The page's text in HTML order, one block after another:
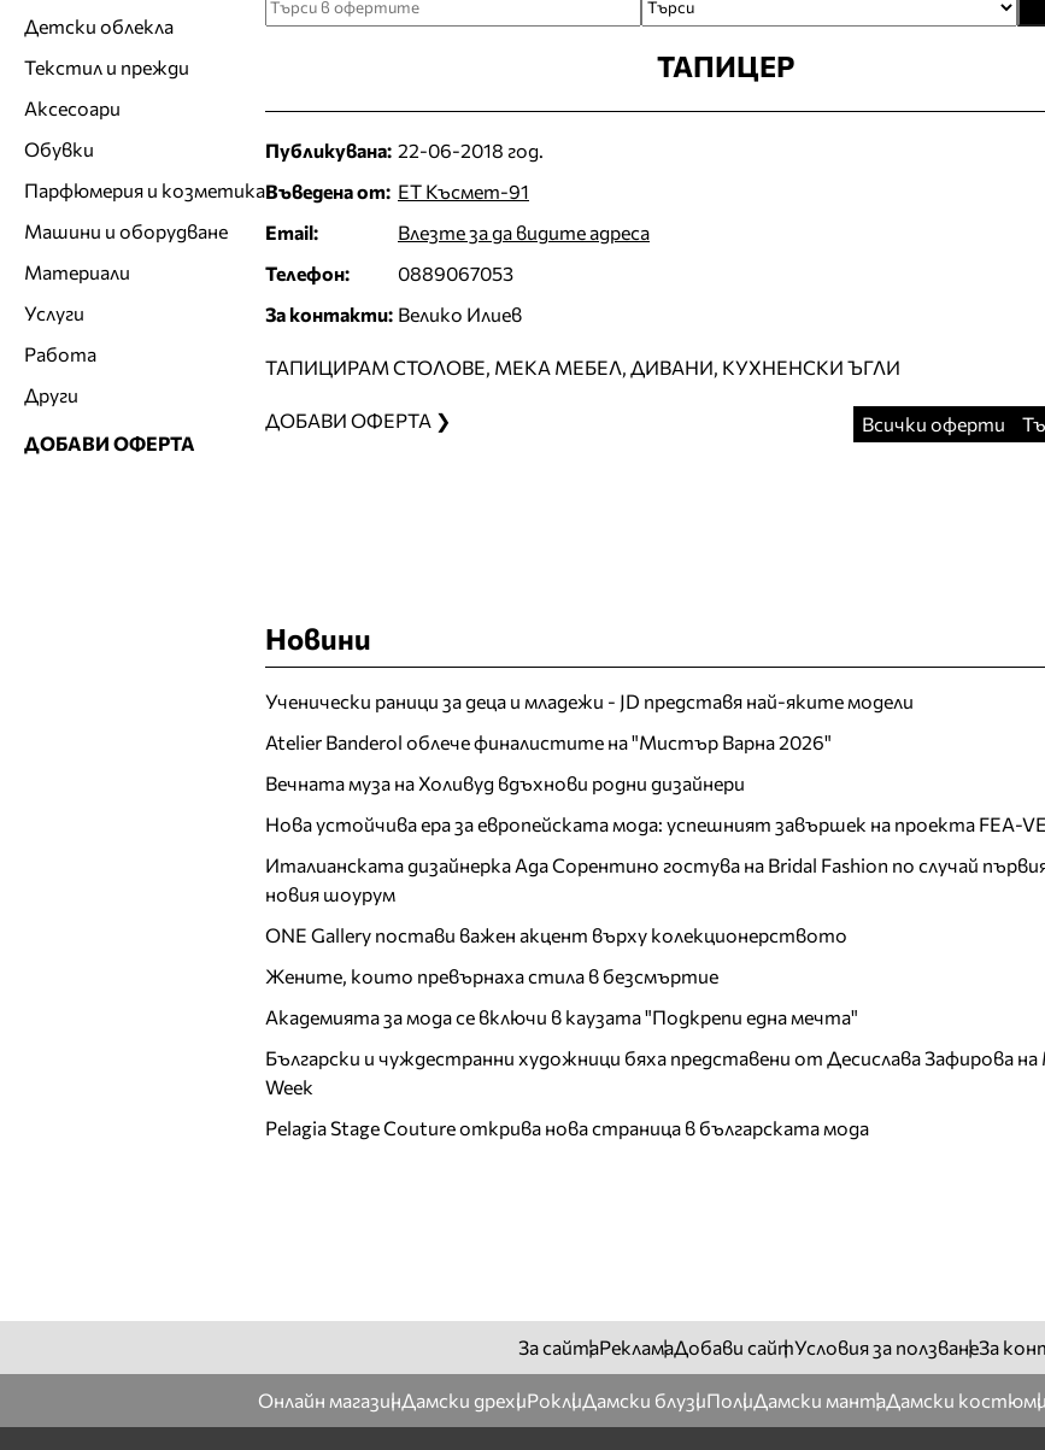
ТАПИЦЕР
Публикувана: 22-06-2018 год.
Въведена от: ЕТ Късмет-91
Email:
Влезте за да видите адреса
Телефон:
0889067053
За контакти: Велико Илиев
ТАПИЦИРАМ СТОЛОВЕ, МЕКА МЕБЕЛ, ДИВАНИ, КУХНЕНСКИ ЪГЛИ
ДОБАВИ ОФЕРТА ❯ Всички оферти
Новини
Ученически раници за деца и младежи - JD представя най-яките модели
Atelier Banderol облече финалистите на "Мистър Варна 2026"
Вечната муза на Холивуд вдъхнови родни дизайнери
Нова устойчива ера за европейската мода: успешният завършек на проекта FEA-
Италианската дизайнерка Ада Сорентино гостува на Bridal Fashion по случай
новия шоурум
ONE Gallery постави важен акцент върху колекционерството
Жените, които превърнаха стила в безсмъртие
Академията за мода се включи в каузата "Подкрепи една мечта"
Български и чуждестранни художници бяха представени от Десислава Зафирова
Week
Pelagia Stage Couture открива нова страница в българската мода
Детски облекла
Текстил и прежди
Аксесоари
Обувки
Парфюмерия и козметика
Машини и оборудване
Материали
Услуги
Работа
Други
ДОБАВИ ОФЕРТА
За сайтаРекламаДобави сайтУсловия за ползванеЗа
Онлайн магазинДамски дрехиРоклиДамски блузиПолиДамски мантаДамски костюми